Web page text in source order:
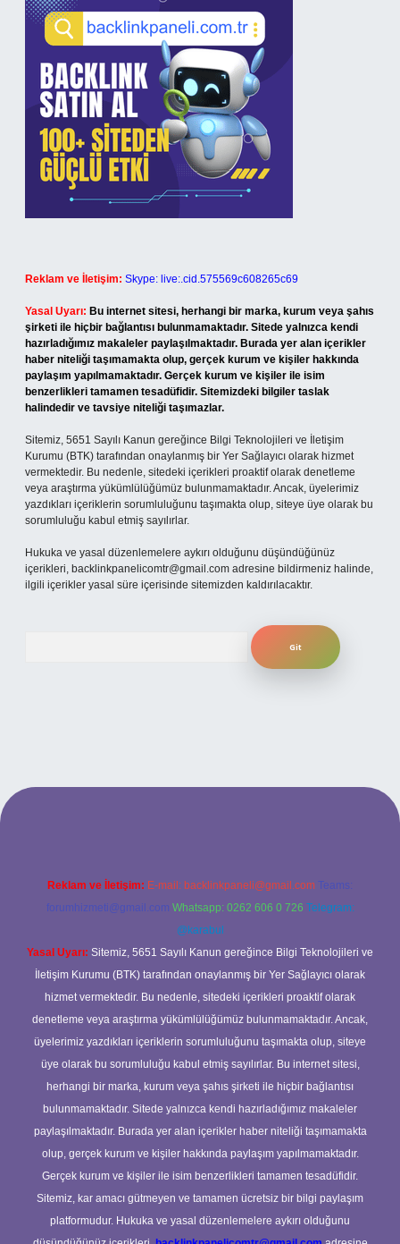
Reklam ve İletişim: Skype: live:.cid.575569c608265c69
Yasal Uyarı: Bu internet sitesi, herhangi bir marka, kurum veya şahıs
şirketi ile hiçbir bağlantısı bulunmamaktadır. Sitede yalnızca kendi
hazırladığımız makaleler paylaşılmaktadır. Burada yer alan içerikler
haber niteliği taşımamakta olup, gerçek kurum ve kişiler hakkında
paylaşım yapılmamaktadır. Gerçek kurum ve kişiler ile isim
benzerlikleri tamamen tesadüfidir. Sitemizdeki bilgiler taslak
halindedir ve tavsiye niteliği taşımazlar.
Sitemiz, 5651 Sayılı Kanun gereğince Bilgi Teknolojileri ve İletişim
Kurumu (BTK) tarafından onaylanmış bir Yer Sağlayıcı olarak hizmet
vermektedir. Bu nedenle, sitedeki içerikleri proaktif olarak denetleme
veya araştırma yükümlülüğümüz bulunmamaktadır. Ancak, üyelerimiz
yazdıkları içeriklerin sorumluluğunu taşımakta olup, siteye üye olarak bu
sorumluluğu kabul etmiş sayılırlar.
Hukuka ve yasal düzenlemelere aykırı olduğunu düşündüğünüz
içerikleri, backlinkpanelicomtr@gmail.com adresine bildirmeniz halinde,
ilgili içerikler yasal süre içerisinde sitemizden kaldırılacaktır.
güncel giriş
Reklam ve İletişim: E-mail: backlinkpaneli@gmail.com Teams:
forumhizmeti@gmail.com Whatsapp: 0262 606 0 726 Telegram:
@karabul
Yasal Uyarı: Sitemiz, 5651 Sayılı Kanun gereğince Bilgi Teknolojileri ve
İletişim Kurumu (BTK) tarafından onaylanmış bir Yer Sağlayıcı olarak
hizmet vermektedir. Bu nedenle, sitedeki içerikleri proaktif olarak
denetleme veya araştırma yükümlülüğümüz bulunmamaktadır. Ancak,
üyelerimiz yazdıkları içeriklerin sorumluluğunu taşımakta olup, siteye
üye olarak bu sorumluluğu kabul etmiş sayılırlar. Bu internet sitesi,
herhangi bir marka, kurum veya şahıs şirketi ile hiçbir bağlantısı
bulunmamaktadır. Sitede yalnızca kendi hazırladığımız makaleler
paylaşılmaktadır. Burada yer alan içerikler haber niteliği taşımamakta
olup, gerçek kurum ve kişiler hakkında paylaşım yapılmamaktadır.
Gerçek kurum ve kişiler ile isim benzerlikleri tamamen tesadüfidir.
Sitemiz, kar amacı gütmeyen ve tamamen ücretsiz bir bilgi paylaşım
platformudur. Hukuka ve yasal düzenlemelere aykırı olduğunu